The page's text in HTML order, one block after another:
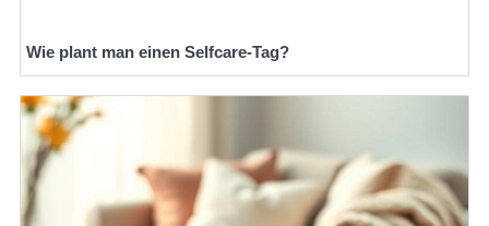
Wie plant man einen Selfcare-Tag?